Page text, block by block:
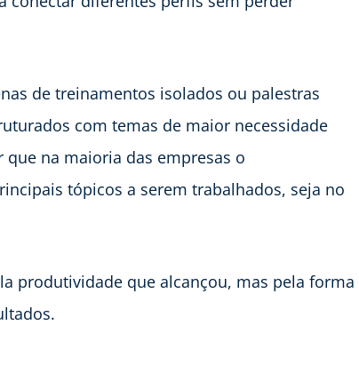
de treinamentos isolados ou palestras
com temas de maior necessidade
na maioria das empresas o
tópicos a serem trabalhados, seja no
produtividade que alcançou, mas pela forma